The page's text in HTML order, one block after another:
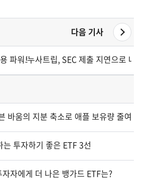
다음 기사
파워트레인 솔루션 리더 임명
누사트립, SEC 제출 지연으로 나
바움의 지분 축소로 애플 보유량 줄여
투자하기 좋은 ETF 3선
자에게 더 나은 뱅가드 ETF는?